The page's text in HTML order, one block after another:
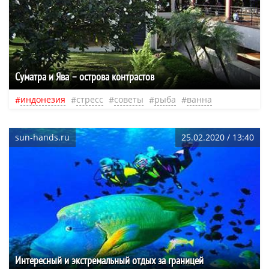
Суматра и Ява – острова контрастов
индонезия стресс советы рыба ванна
sun-hands.ru 25.02.2020 / 13:40
Интересный и экстремальный отдых за границей